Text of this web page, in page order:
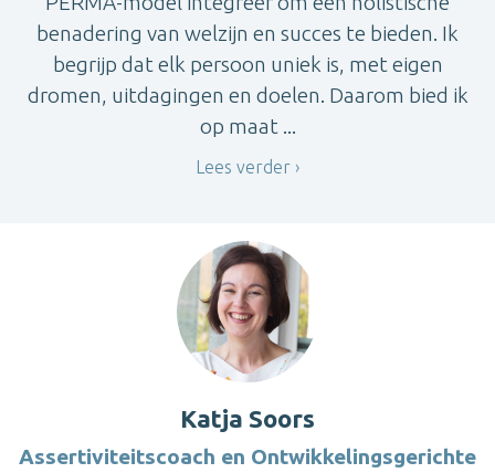
benadering van welzijn en succes te bieden. Ik
begrijp dat elk persoon uniek is, met eigen
dromen, uitdagingen en doelen. Daarom bied ik
op maat ...
Lees verder
Katja Soors
Assertiviteitscoach en Ontwikkelingsgerichte